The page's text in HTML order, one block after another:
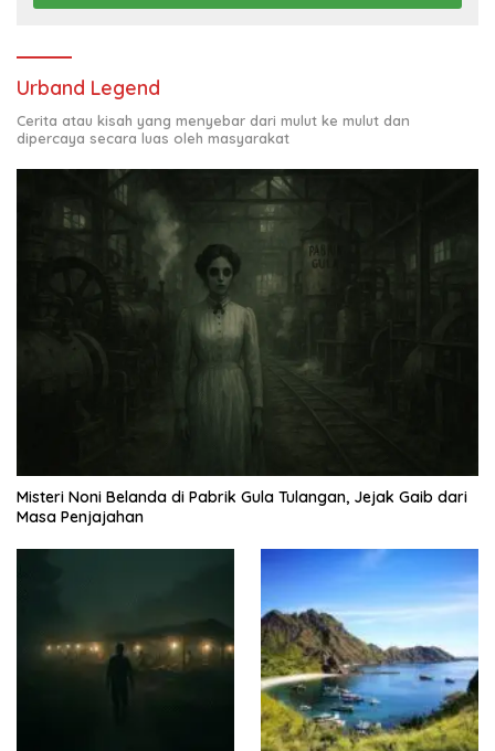
Urband Legend
Cerita atau kisah yang menyebar dari mulut ke mulut dan
dipercaya secara luas oleh masyarakat
Misteri Noni Belanda di Pabrik Gula Tulangan, Jejak Gaib dari
Masa Penjajahan